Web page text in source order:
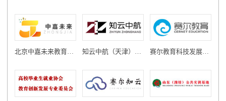
近年来，毕业生初次就业率位
居全省同类院校前列，毕业学
生受到用人单位的普遍好
校先后与美国、日本、韩国、
立校际友好关系，联合开展交
换生、游学活动，拓展学生国
际视野。学校针对有意愿出国
广阔空间。建于2000年的学校
校园综合信息网以及近400台的
教学用计算机和200余万元的电
视监控闭路系统，在学校教育
了学校现代化的进程。...
实践班级。 ...
械、电工模拟仿真实训、电气
智能平台等实训室近百个，实
验、实习设备千余台（套），
为提高学生的动手能力提供充
饮中心和满足7千学生住宿学生
公寓,为学生提供了强有力生活
服务保障。学校拥有健全的管
北京中嘉未来教育科技有限公司 知云中航（天津）教育科技有限公司 赛尔教育科技发展有限公司